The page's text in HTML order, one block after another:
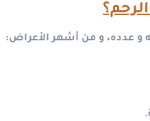
و عدده، و من أشهر الأعراض: